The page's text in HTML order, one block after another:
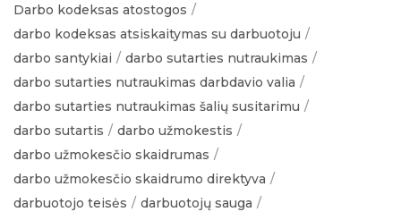
Darbo kodeksas atostogos
darbo kodeksas atsiskaitymas su darbuotoju
darbo santykiai
darbo sutarties nutraukimas
darbo sutarties nutraukimas darbdavio valia
darbo sutarties nutraukimas šalių susitarimu
darbo sutartis
darbo užmokestis
darbo užmokesčio skaidrumas
darbo užmokesčio skaidrumo direktyva
darbuotojo teisės
darbuotojų sauga